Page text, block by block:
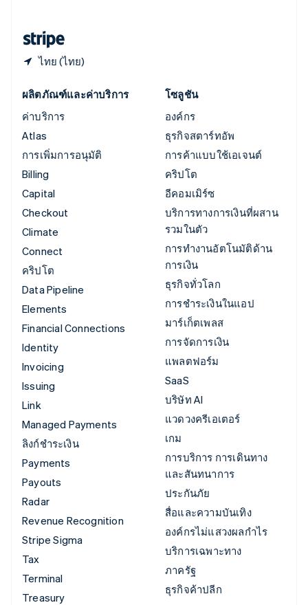
ไทย (ไทย)
ผลิตภัณฑ์และค่าบริการ
ค่าบริการ
Atlas
การเพิ่มการอนุมัติ
Billing
Capital
Checkout
Climate
Connect
คริปโต
Data Pipeline
Elements
Financial Connections
Identity
Invoicing
Issuing
Link
Managed Payments
ลิงก์ชำระเงิน
Payments
Payouts
Radar
Revenue Recognition
Stripe Sigma
Tax
Terminal
Treasury
โซลูชัน
องค์กร
ธุรกิจสตาร์ทอัพ
การค้าแบบใช้เอเจนต์
คริปโต
อีคอมเมิร์ซ
บริการทางการเงินที่ผสาน
รวมในตัว
การทำงานอัตโนมัติด้าน
การเงิน
ธุรกิจทั่วโลก
การชำระเงินในแอป
มาร์เก็ตเพลส
การจัดการเงิน
แพลตฟอร์ม
SaaS
บริษัท AI
แวดวงครีเอเตอร์
เกม
การบริการ การเดินทาง
และสันทนาการ
ประกันภัย
สื่อและความบันเทิง
องค์กรไม่แสวงผลกำไร
บริการเฉพาะทาง
ภาครัฐ
ธุรกิจค้าปลีก